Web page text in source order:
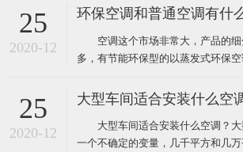
备。对于很多工业车间或者中小企业
装中有什么需要注意的呢？ 1、
管道材料一般采用
25
2020-12
空调这个市场非常大，产品的细
多，有节能环保型的以蒸发式环保空
等，那环保空调和普通空调到底有什
的普通空调其实大多指就是压缩机空
主我们经常去的商场啊，办公室、
型的空调，所以很多人反
25
2020-12
大型车间适合安装什么空
大型车间适合安装什么空调？大
一个不确定的变量，几千平方和几